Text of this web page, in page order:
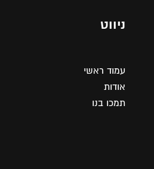
ניווט
עמוד ראשי
אודות
תמכו בנו